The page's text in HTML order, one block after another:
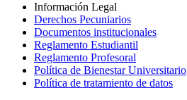
Información Legal
Derechos Pecuniarios
Documentos institucionales
Reglamento Estudiantil
Reglamento Profesoral
Política de Bienestar Universitario
Política de tratamiento de datos